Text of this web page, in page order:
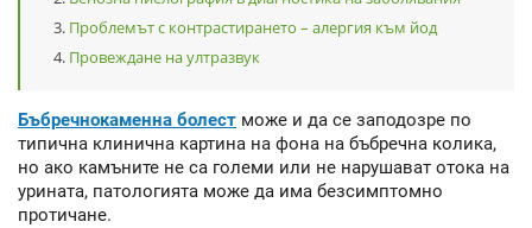
Проблемът с контрастирането – алергия към йод
Провеждане на ултразвук
Бъбречнокаменна болест може и да се заподозре по
типична клинична картина на фона на бъбречна колика,
но ако камъните не са големи или не нарушават отока на
урината, патологията може да има безсимптомно
протичане.